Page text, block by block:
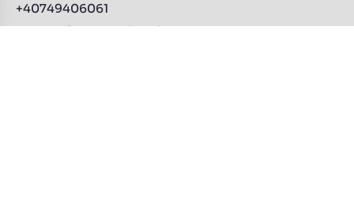
+40749406061
contact@trabucuri-online.ro